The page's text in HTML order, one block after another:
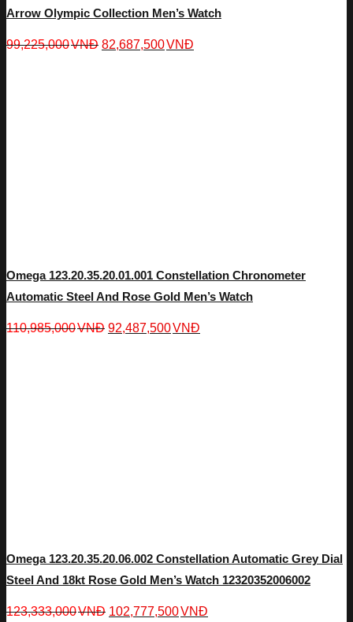
Arrow Olympic Collection Men’s Watch
99,225,000VNĐ 82,687,500VNĐ
Omega 123.20.35.20.01.001 Constellation Chronometer
Automatic Steel And Rose Gold Men’s Watch
110,985,000VNĐ 92,487,500VNĐ
Omega 123.20.35.20.06.002 Constellation Automatic Grey Dial
Steel And 18kt Rose Gold Men’s Watch 12320352006002
123,333,000VNĐ 102,777,500VNĐ